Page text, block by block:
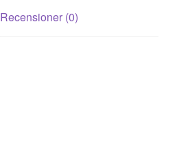
Recensioner (0)